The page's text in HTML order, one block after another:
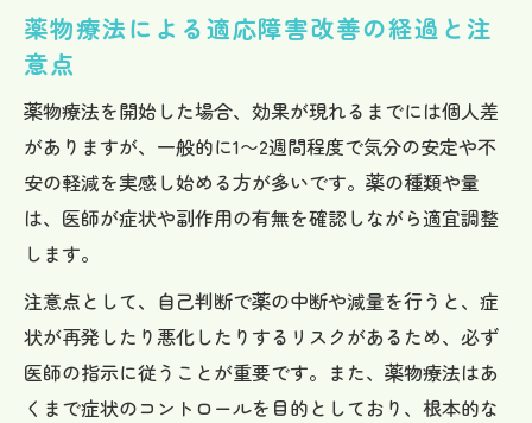
薬物療法による適応障害改善の経過と注
意点
薬物療法を開始した場合、効果が現れるまでには個人差
がありますが、一般的に1〜2週間程度で気分の安定や不
安の軽減を実感し始める方が多いです。薬の種類や量
は、医師が症状や副作用の有無を確認しながら適宜調整
します。
注意点として、自己判断で薬の中断や減量を行うと、症
状が再発したり悪化したりするリスクがあるため、必ず
医師の指示に従うことが重要です。また、薬物療法はあ
くまで症状のコントロールを目的としており、根本的な